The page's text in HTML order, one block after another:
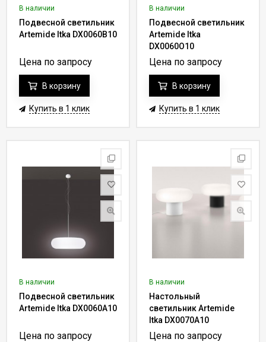
В наличии
Подвесной светильник
Artemide Itka DX0060B10
Цена по запросу
В корзину
Купить в 1 клик
В наличии
Подвесной светильник
Artemide Itka
DX0060O10
Цена по запросу
В корзину
Купить в 1 клик
В наличии
Подвесной светильник
Artemide Itka DX0060A10
Цена по запросу
В наличии
Настольный
светильник Artemide
Itka DX0070A10
Цена по запросу